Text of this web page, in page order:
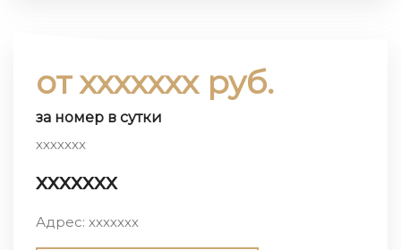
от ххххххх руб.
за номер в сутки
ххххххх
ххххххх
Адрес: ххххххх